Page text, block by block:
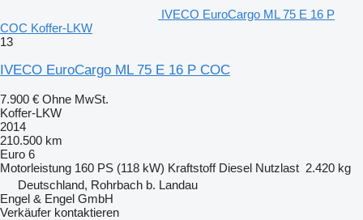
IVECO EuroCargo ML 75 E 16 P
COC Koffer-LKW
13
IVECO EuroCargo ML 75 E 16 P COC
7.900 € Ohne MwSt.
Koffer-LKW
2014
210.500 km
Euro 6
Motorleistung 160 PS (118 kW) Kraftstoff Diesel Nutzlast 2.420 kg
Deutschland, Rohrbach b. Landau
Engel & Engel GmbH
Verkäufer kontaktieren